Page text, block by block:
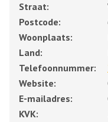
Straat:
Postcode:
Woonplaats:
Land:
Telefoonnummer:
Website:
E-mailadres:
KVK: